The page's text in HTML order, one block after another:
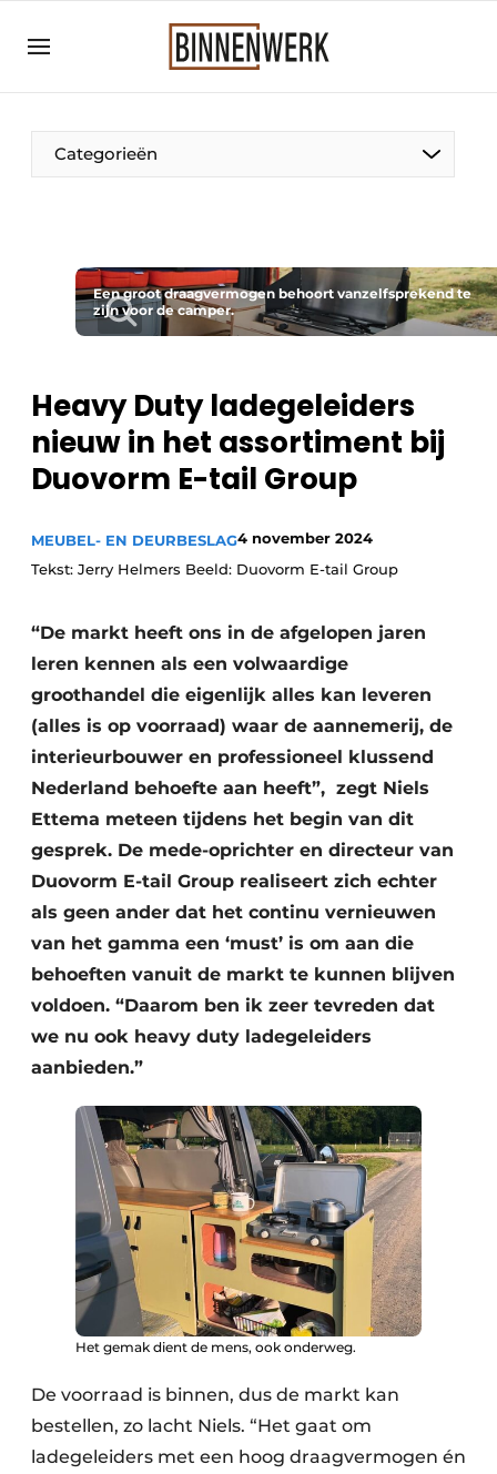
Aanmelden
Bedrijven
Binnenwerk | Hét magazine voor de
Direct contact
Evenement aanmelden
Nieuwsbrief
Podcasts
Privacy / Cookie statement
Vacatures
Video’s
Categorieën
Een groot draagvermogen behoort vanzelfsprekend te
zijn voor de camper.
Heavy Duty ladegeleiders
nieuw in het assortiment bij
Duovorm E-tail Group
MEUBEL- EN DEURBESLAG4 november 2024
Tekst: Jerry Helmers Beeld: Duovorm E-tail Group
“De markt heeft ons in de afgelopen jaren
leren kennen als een volwaardige
groothandel die eigenlijk alles kan leveren
(alles is op voorraad) waar de aannemerij, de
interieurbouwer en professioneel klussend
Nederland behoefte aan heeft”, zegt Niels
Ettema meteen tijdens het begin van dit
gesprek. De mede-oprichter en directeur van
Duovorm E-tail Group realiseert zich echter
als geen ander dat het continu vernieuwen
van het gamma een ‘must’ is om aan die
behoeften vanuit de markt te kunnen blijven
voldoen. “Daarom ben ik zeer tevreden dat
we nu ook heavy duty ladegeleiders
aanbieden.”
Het gemak dient de mens, ook onderweg.
De voorraad is binnen, dus de markt kan
bestellen, zo lacht Niels. “Het gaat om
ladegeleiders met een hoog draagvermogen én